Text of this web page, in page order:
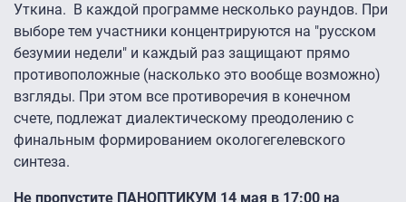
Уткина. В каждой программе несколько раундов. При
выборе тем участники концентрируются на "русском
безумии недели" и каждый раз защищают прямо
противоположные (насколько это вообще возможно)
взгляды. При этом все противоречия в конечном
счете, подлежат диалектическому преодолению с
финальным формированием окологегелевского
синтеза.
Не пропустите ПАНОПТИКУМ 14 мая в 17:00 на